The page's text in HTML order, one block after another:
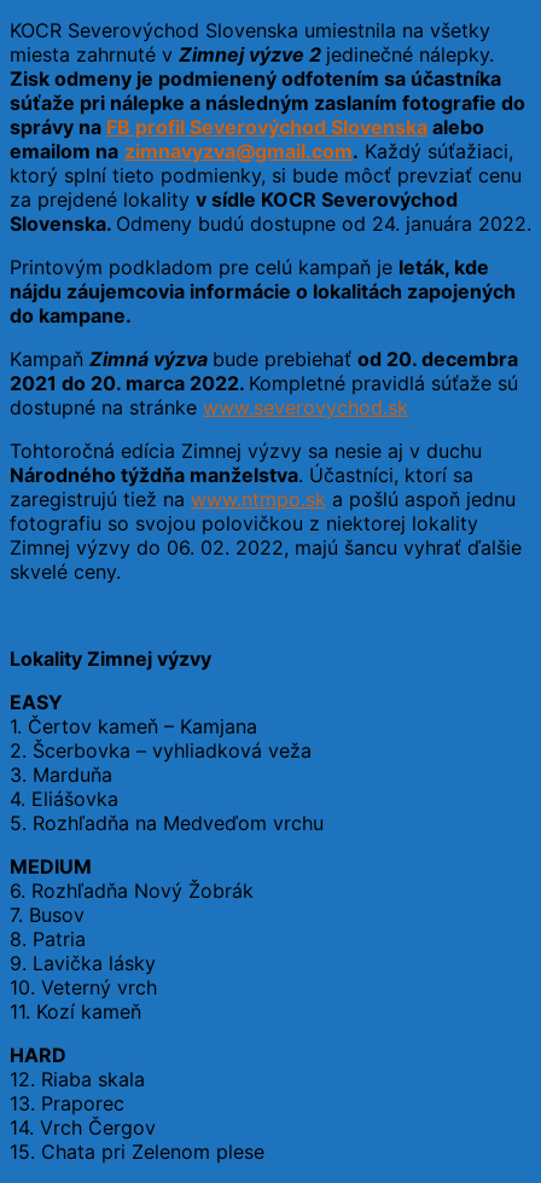
KOCR Severovýchod Slovenska umiestnila na všetky
miesta zahrnuté v Zimnej výzve 2 jedinečné nálepky.
Zisk odmeny je podmienený odfotením sa účastníka
súťaže pri nálepke a následným zaslaním fotografie do
správy na FB profil Severovýchod Slovenska alebo
emailom na zimnavyzva@gmail.com. Každý súťažiaci,
ktorý splní tieto podmienky, si bude môcť prevziať cenu
za prejdené lokality v sídle KOCR Severovýchod
Slovenska. Odmeny budú dostupne od 24. januára 2022.
Printovým podkladom pre celú kampaň je leták, kde
nájdu záujemcovia informácie o lokalitách zapojených
do kampane.
Kampaň Zimná výzva bude prebiehať od 20. decembra
2021 do 20. marca 2022. Kompletné pravidlá súťaže sú
dostupné na stránke www.severovychod.sk
Tohtoročná edícia Zimnej výzvy sa nesie aj v duchu
Národného týždňa manželstva. Účastníci, ktorí sa
zaregistrujú tiež na www.ntmpo.sk a pošlú aspoň jednu
fotografiu so svojou polovičkou z niektorej lokality
Zimnej výzvy do 06. 02. 2022, majú šancu vyhrať ďalšie
skvelé ceny.
Lokality Zimnej výzvy
EASY
1. Čertov kameň – Kamjana
2. Šcerbovka – vyhliadková veža
3. Marduňa
4. Eliášovka
5. Rozhľadňa na Medveďom vrchu
MEDIUM
6. Rozhľadňa Nový Žobrák
7. Busov
8. Patria
9. Lavička lásky
10. Veterný vrch
11. Kozí kameň
HARD
12. Riaba skala
13. Praporec
14. Vrch Čergov
15. Chata pri Zelenom plese